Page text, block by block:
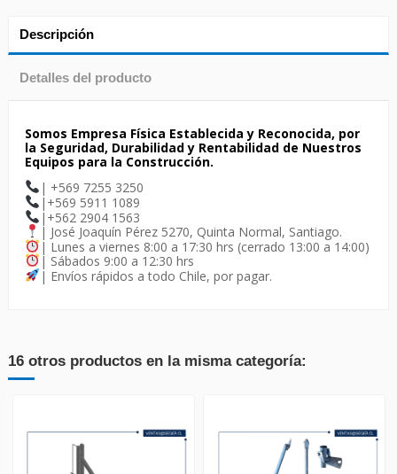
Descripción
Detalles del producto
Somos Empresa Física Establecida y Reconocida, por
la Seguridad, Durabilidad y Rentabilidad de Nuestros
Equipos para la Construcción.
| +569 7255 3250
|+569 5911 1089
|+562 2904 1563
| José Joaquín Pérez 5270, Quinta Normal, Santiago.
| Lunes a viernes 8:00 a 17:30 hrs (cerrado 13:00 a 14:00)
| Sábados 9:00 a 12:30 hrs
| Envíos rápidos a todo Chile, por pagar.
16 otros productos en la misma categoría: